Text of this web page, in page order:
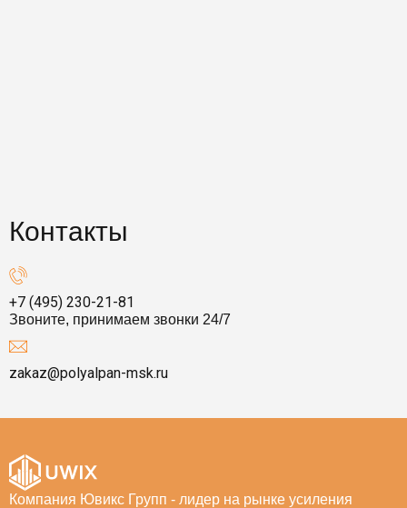
Контакты
+7 (495) 230-21-81
Звоните, принимаем звонки 24/7
zakaz@polyalpan-msk.ru
Компания Ювикс Групп - лидер на рынке усиления